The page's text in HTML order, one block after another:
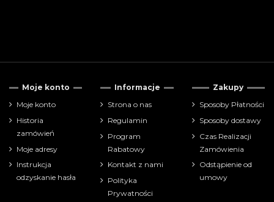
Moje konto
Moje konto
Historia
zamówień
Moje adresy
Instrukcja
odzyskanie hasła
Informacje
Strona o nas
Regulamin
Program
Rabatowy
Kontakt z nami
Polityka
Prywatności
Zakupy
Sposoby Płatności
Sposoby dostawy
Czas Realizacji
Zamówienia
Odstąpienie od
umowy